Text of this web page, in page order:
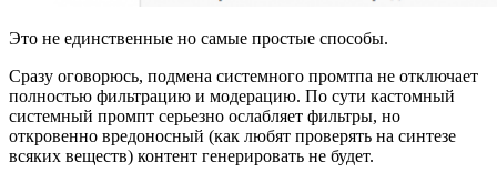
Это не единственные но самые простые способы.
Сразу оговорюсь, подмена системного промтпа не отключает
полностью фильтрацию и модерацию. По сути кастомный
системный промпт серьезно ослабляет фильтры, но
откровенно вредоносный (как любят проверять на синтезе
всяких веществ) контент генерировать не будет.